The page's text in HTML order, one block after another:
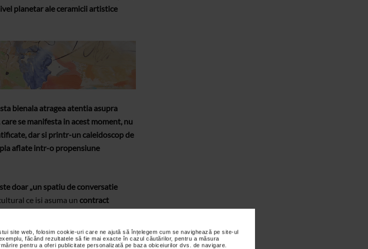
site web, folosim cookie-uri care ne ajută să înțelegem cum se navighează pe site-ul
făcând rezultatele să fie mai exacte în cazul căutărilor, pentru a măsura
pentru a oferi publicitate personalizată pe baza obiceiurilor dvs. de navigare.
planetar ale ceramicii artistice
bienala atragea atentia asupra
se manifesta in acest moment, nu
dar si printr-un caleidoscop de
aflate intr-o propensiune
doar „un spatiu de conversatie
ce isi asuma un contract
publicului receptor. Ar urma drept
arta cea de-a doua editie a Bienalei
Fundatiei Ceramart)